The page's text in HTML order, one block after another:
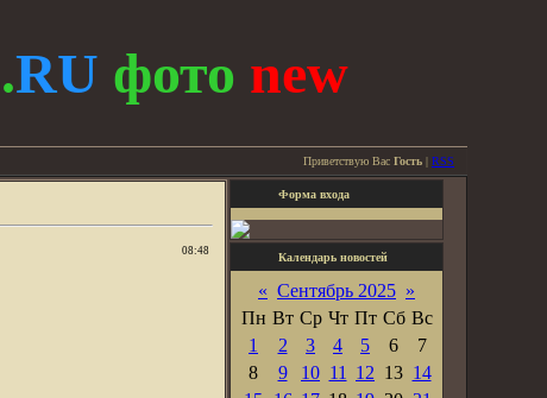
.RU фото new
Приветствую Вас Гость | RSS
08:48
Форма входа
Календарь новостей
« Сентябрь 2025 »
Пн Вт Ср Чт Пт Сб Вс
1
2 3 4 5 6
7
8
9 10 11 12 13 14